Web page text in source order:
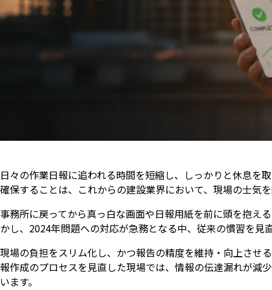
日々の作業日報に追われる時間を短縮し、しっかりと休息を
確保することは、これからの建設業界において、現場の士気
事務所に戻ってから真っ白な画面や日報用紙を前に頭を抱え
かし、2024年問題への対応が急務となる中、従来の慣習を
現場の負担をスリム化し、かつ報告の精度を維持・向上させ
報作成のプロセスを見直した現場では、情報の伝達漏れが減
います。